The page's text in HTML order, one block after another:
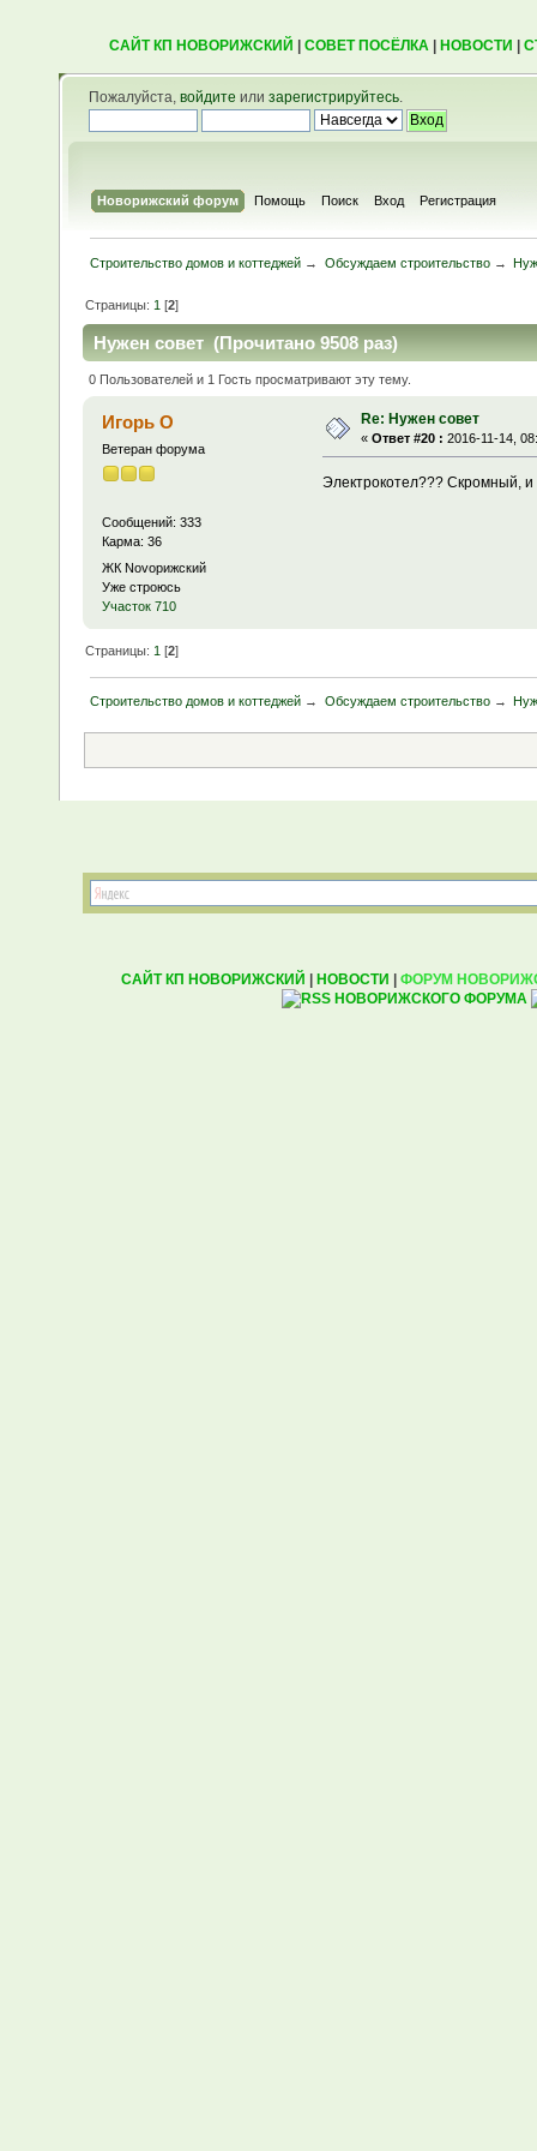
САЙТ КП НОВОРИЖСКИЙ СОВЕТ ПОСЁЛКА| НОВОСТИ
Пожалуйста, войдите или зарегистрируйтесь.
Новорижский форум Помощь Поиск Вход Регистрация
Строительство домов и коттеджей → Обсуждаем строительство→
Страницы:1 [2]
Нужен совет (Прочитано 9508 раз)
0 Пользователей и 1 Гость просматривают эту тему.
Игорь О
Ветеран форума
Сообщений: 333
Карма: 36
ЖК Novoрижский
Уже строюсь
Участок 710
Re: Нужен совет
« Ответ #20 : 2016-11-14,
Электрокотел??? Скромный, и
Страницы: 1 [2]
Строительство домов и коттеджей → Обсуждаем строительство→
САЙТ КП НОВОРИЖСКИЙ | НОВОСТИ | ФОРУМ